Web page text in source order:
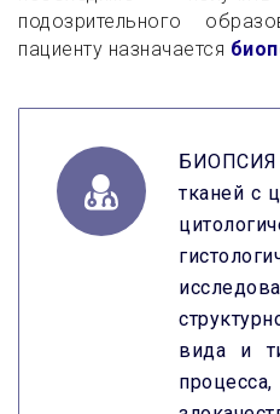
подозрительного
пациенту назначается
БИОПСИЯ
тканей с
вида и